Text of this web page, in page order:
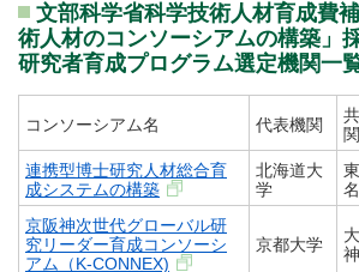
文部科学省科学技術人材育成費
術人材のコンソーシアムの構築」
研究者育成プログラム選定機関一
コンソーシアム名 代表機関
関
連携型博士研究人材総合育
成システムの構築
北海道大
学
京阪神次世代グローバル研
究リーダー育成コンソーシ
アム（K-CONNEX)
京都大学